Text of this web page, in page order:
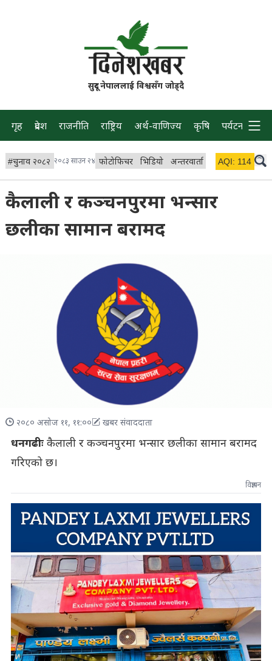
सुदूर नेपाललाई विश्वसँग जोड्दै
गृह प्रदेश राजनीति राष्ट्रिय अर्थ-वाणिज्य कृषि पर्यटन प्रवास
#चुनाव २०८२ २०८३ साउन २४ फोटोफिचर भिडियो अन्तरवार्ता विचार/ब्लग
AQI: 114
कैलाली र कञ्चनपुरमा भन्सार
छलीका सामान बरामद
२०८० असोज ११, ११:०० खबर संवाददाता
धनगढीः कैलाली र कञ्चनपुरमा भन्सार छलीका सामान बरामद
गरिएको छ।
विज्ञापन